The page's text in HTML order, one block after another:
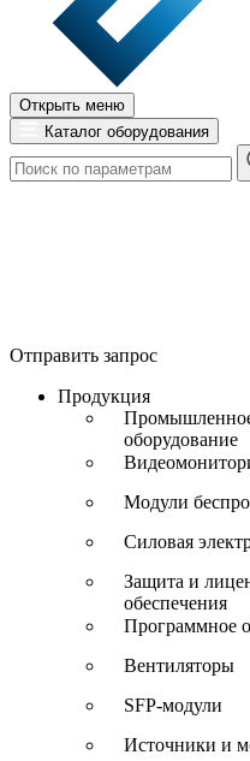
Открыть меню
Каталог оборудования
Отправить запрос
Продукция
оборудование
Модули
Силовая
Защита и
обеспечения
Программное
Вентиляторы
SFP-модули
Источники и